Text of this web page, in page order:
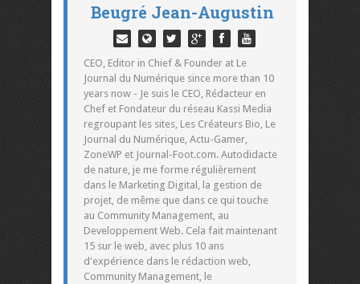
Beugré Jean-Augustin
CEO, Editor in Chief & Founder at Le
Journal du Numérique since more than 10
years now - Je suis le CEO, Rédacteur en
Chef et Fondateur du réseau Kassi Media
regroupant les sites, Les Créateurs Bio, Le
Journal du Numérique, Actu-Gamer,
ZoneWP et Journal-Foot.com. Autodidacte
de nature, je me forme régulièrement
dans le Marketing Digital, la gestion de
projet, de même que dans ce qui touche
au Community Management, au
Developpement Web. Cela fait maintenant
15 sur le web, avec plus 10 ans
d'expérience dans le rédaction web,
Community Management, le